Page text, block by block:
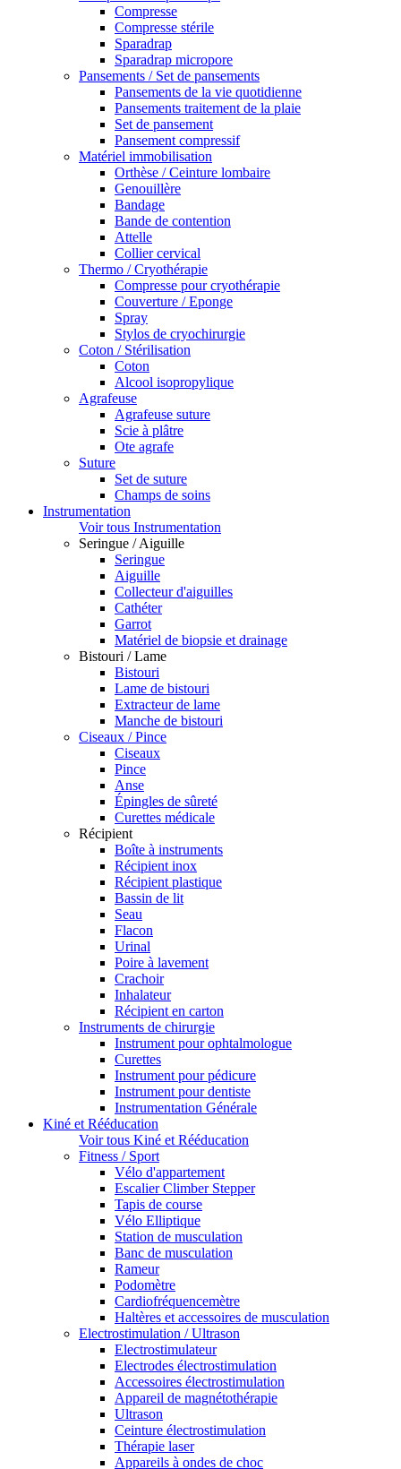
Compresse
Compresse stérile
Sparadrap
Sparadrap micropore
Pansements / Set de pansements
Pansements de la vie quotidienne
Pansements traitement de la plaie
Set de pansement
Pansement compressif
Matériel immobilisation
Orthèse / Ceinture lombaire
Genouillère
Bandage
Bande de contention
Attelle
Collier cervical
Thermo / Cryothérapie
Compresse pour cryothérapie
Couverture / Eponge
Spray
Stylos de cryochirurgie
Coton / Stérilisation
Coton
Alcool isopropylique
Agrafeuse
Agrafeuse suture
Scie à plâtre
Ote agrafe
Suture
Set de suture
Champs de soins
Instrumentation
Voir tous Instrumentation
Seringue / Aiguille
Seringue
Aiguille
Collecteur d'aiguilles
Cathéter
Garrot
Matériel de biopsie et drainage
Bistouri / Lame
Bistouri
Lame de bistouri
Extracteur de lame
Manche de bistouri
Ciseaux / Pince
Ciseaux
Pince
Anse
Épingles de sûreté
Curettes médicale
Récipient
Boîte à instruments
Récipient inox
Récipient plastique
Bassin de lit
Seau
Flacon
Urinal
Poire à lavement
Crachoir
Inhalateur
Récipient en carton
Instruments de chirurgie
Instrument pour ophtalmologue
Curettes
Instrument pour pédicure
Instrument pour dentiste
Instrumentation Générale
Kiné et Rééducation
Voir tous Kiné et Rééducation
Fitness / Sport
Vélo d'appartement
Escalier Climber Stepper
Tapis de course
Vélo Elliptique
Station de musculation
Banc de musculation
Rameur
Podomètre
Cardiofréquencemètre
Haltères et accessoires de musculation
Electrostimulation / Ultrason
Electrostimulateur
Electrodes électrostimulation
Accessoires électrostimulation
Appareil de magnétothérapie
Ultrason
Ceinture électrostimulation
Thérapie laser
Appareils à ondes de choc